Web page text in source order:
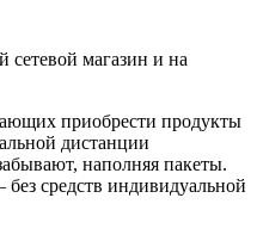
магазин и на
приобрести продукты
дистанции
наполняя пакеты.
средств индивидуальной